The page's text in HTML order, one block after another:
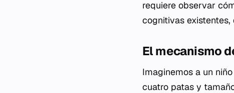
requiere observar
cognitivas
El mecanismo
Imaginemos a un
cuatro patas y